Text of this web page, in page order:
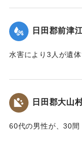
｜固有コード:00268365
日田郡前津
水害により3人が遺体
｜固有コード:00268366
日田郡大山
60代の男性が、30間